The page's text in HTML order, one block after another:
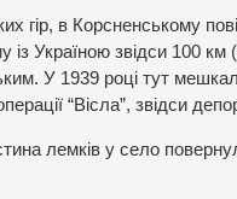
гір, в Корсненському
із Україною звідси 100
У 1939 році тут
“Вісла”, звідси
лемків у село